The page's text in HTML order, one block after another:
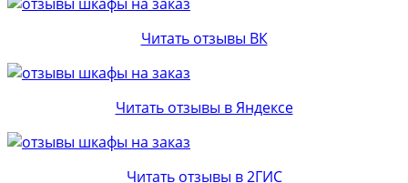
Читать отзывы ВК
Читать отзывы в Яндексе
Читать отзывы в 2ГИС